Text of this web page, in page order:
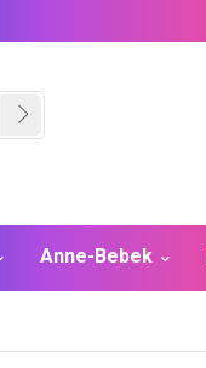
Anne-Bebek